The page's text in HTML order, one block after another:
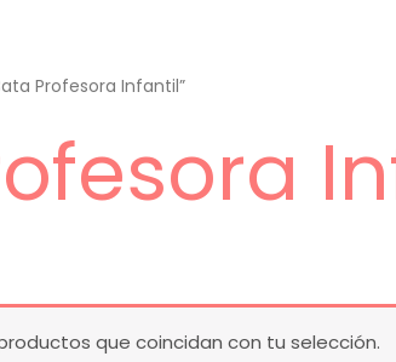
Profesora Infantil”
que coincidan con tu selección.